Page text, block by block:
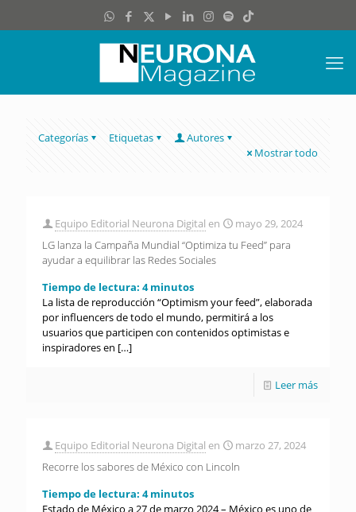
Categorías Etiquetas
Autores
Mostrar todo
Equipo Editorial Neurona Digital en
mayo 29, 2024
LG lanza la Campaña Mundial “Optimiza tu Feed” para
ayudar a equilibrar las Redes Sociales
Tiempo de lectura: 4 minutos
La lista de reproducción “Optimism your feed”, elaborada
por influencers de todo el mundo, permitirá a los
usuarios que participen con contenidos optimistas e
inspiradores en […]
Leer más
Equipo Editorial Neurona Digital en
marzo 27, 2024
Recorre los sabores de México con Lincoln
Tiempo de lectura: 4 minutos
Estado de México a 27 de marzo 2024 – México es uno de